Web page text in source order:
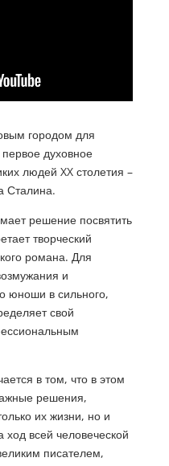
городом для
духовное
людей XX столетия –
Сталина.
решение посвятить
творческий
романа. Для
и
юноши в сильного,
свой
в том, что в этом
решения,
их жизни, но и
всей человеческой
писателем,